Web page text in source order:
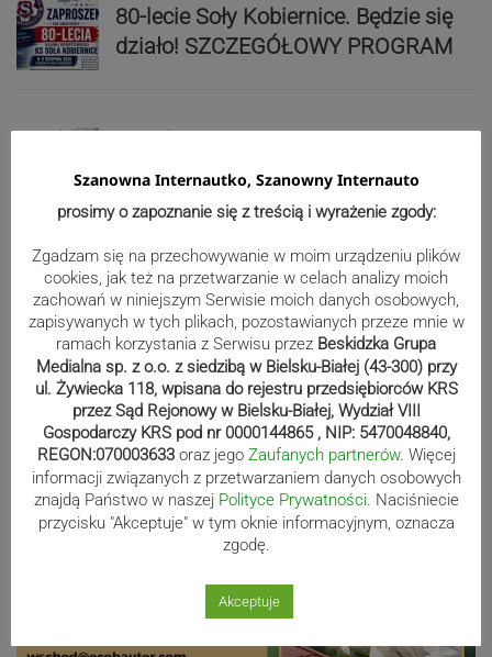
80-lecie Soły Kobiernice. Będzie się
działo! SZCZEGÓŁOWY PROGRAM
polo. Kilkadziesiąt drużyn z całej
Europy rywalizowało przez trzy dni
Nakamura z dubletem w Wiśle.
Dyskwalifikacja Waszka zmieniła
klasyfikację Polaków
Reklama
Szanowna Internautko, Szanowny Internauto
prosimy o zapoznanie się z treścią i wyrażenie zgody:
Zgadzam się na przechowywanie w moim urządzeniu plików
cookies, jak też na przetwarzanie w celach analizy moich
zachowań w niniejszym Serwisie moich danych osobowych,
zapisywanych w tych plikach, pozostawianych przeze mnie w
ramach korzystania z Serwisu przez Beskidzka Grupa
Medialna sp. z o.o. z siedzibą w Bielsku-Białej (43-300) przy
ul. Żywiecka 118, wpisana do rejestru przedsiębiorców KRS
przez Sąd Rejonowy w Bielsku-Białej, Wydział VIII
Gospodarczy KRS pod nr 0000144865 , NIP: 5470048840,
REGON:070003633 oraz jego Zaufanych partnerów. Więcej
informacji związanych z przetwarzaniem danych osobowych
znajdą Państwo w naszej Polityce Prywatności. Naciśniecie
przycisku "Akceptuje" w tym oknie informacyjnym, oznacza
zgodę.
Akceptuje